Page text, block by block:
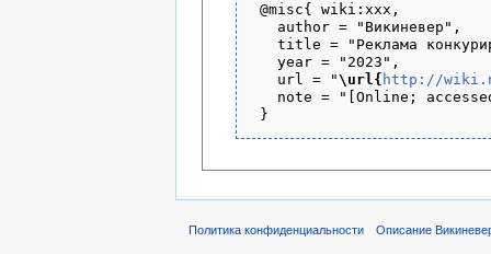
@misc{ wiki:xxx,
   author = "Викиневер",
title = "Реклама
   year = "2023",
   url = "
\url{ http://
note = "[Online;
Политика конфиденциальности Описание